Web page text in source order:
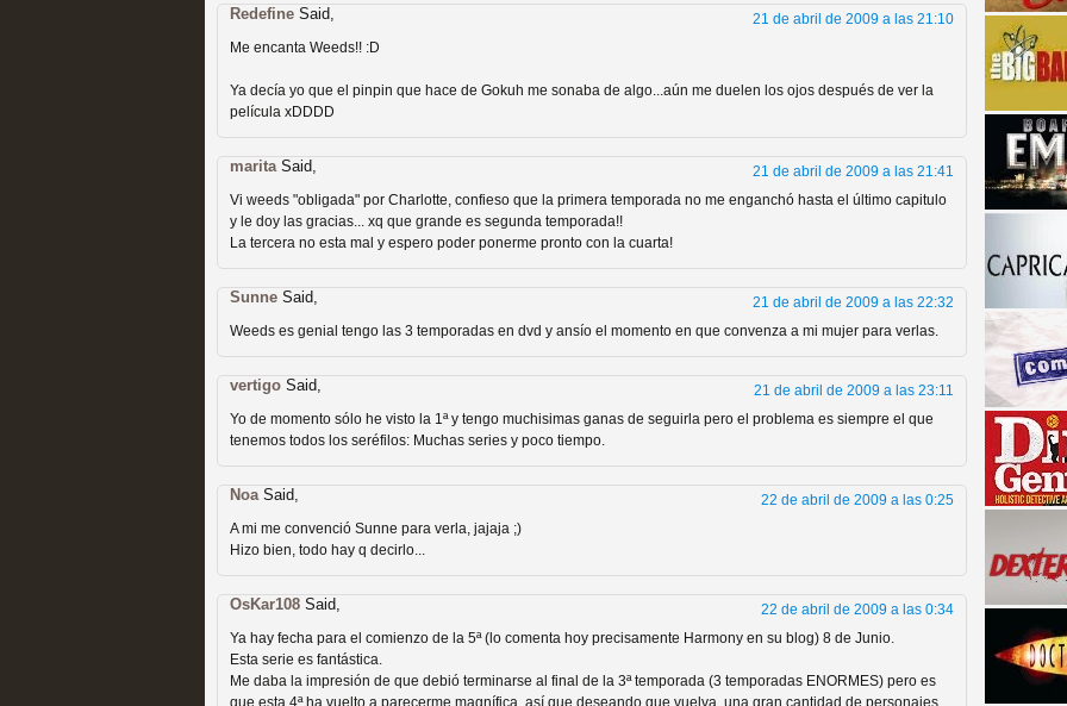
Las series de 10 temporadas están en peligro de
extinción
MOLTISANTI
Recomendación de la semana
Expediente X: Guía para descubrir la "verdad"
Redefine Said,
21 de abril de 2009 a las 21:10
Me encanta Weeds!! :D
Ya decía yo que el pinpin que hace de Gokuh me sonaba de algo...aún me duelen los ojos después de ver la
película xDDDD
marita Said,
21 de abril de 2009 a las 21:41
Vi weeds "obligada" por Charlotte, confieso que la primera temporada no me enganchó hasta el último capitulo
y le doy las gracias... xq que grande es segunda temporada!!
La tercera no esta mal y espero poder ponerme pronto con la cuarta!
Sunne Said,
21 de abril de 2009 a las 22:32
Weeds es genial tengo las 3 temporadas en dvd y ansío el momento en que convenza a mi mujer para verlas.
vertigo Said,
21 de abril de 2009 a las 23:11
Yo de momento sólo he visto la 1ª y tengo muchisimas ganas de seguirla pero el problema es siempre el que
tenemos todos los seréfilos: Muchas series y poco tiempo.
Noa Said,
22 de abril de 2009 a las 0:25
A mi me convenció Sunne para verla, jajaja ;)
Hizo bien, todo hay q decirlo...
OsKar108 Said,
22 de abril de 2009 a las 0:34
Ya hay fecha para el comienzo de la 5ª (lo comenta hoy precisamente Harmony en su blog) 8 de Junio.
Esta serie es fantástica.
Me daba la impresión de que debió terminarse al final de la 3ª temporada (3 temporadas ENORMES) pero es
que esta 4ª ha vuelto a parecerme magnífica, así que deseando que vuelva, una gran cantidad de personajes